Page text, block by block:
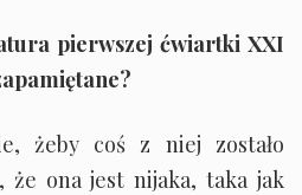
pierwszej ćwiartki XXI
żeby coś z niej zostało
że ona jest nijaka, taka jak